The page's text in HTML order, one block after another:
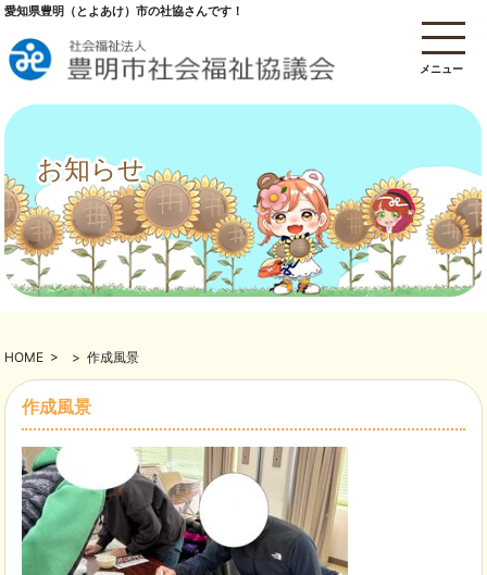
メニュー
愛知県豊明（とよあけ）市の社協さんです！
お知らせ
HOME > > 作成風景
作成風景